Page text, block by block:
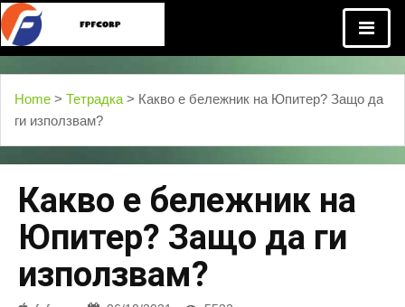
Home > Тетрадка > Какво е бележник на Юпитер? Защо да
ги използвам?
Какво е бележник на
Юпитер? Защо да ги
използвам?